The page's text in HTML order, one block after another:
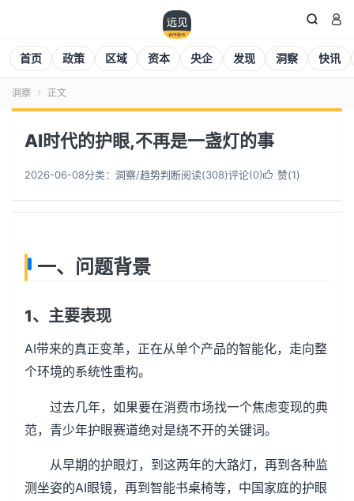
 
首页 政策 区域 资本 央企 发现 洞察 快讯
洞察  正文
AI时代的护眼,不再是一盏灯的事
2026-06-08分类： 洞察/趋势判断阅读(308)评论(0) 赞(1)
一、问题背景
1、主要表现
AI带来的真正变革，正在从单个产品的智能化，走向整
个环境的系统性重构。
过去几年，如果要在消费市场找一个焦虑变现的典
范，青少年护眼赛道绝对是绕不开的关键词。
从早期的护眼灯，到这两年的大路灯，再到各种监
测坐姿的AI眼镜，再到智能书桌椅等，中国家庭的护眼